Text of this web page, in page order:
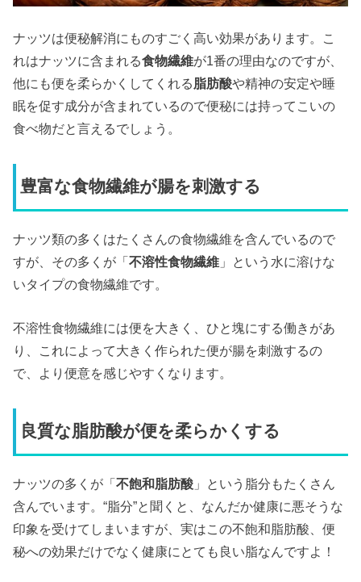
ナッツは便秘解消にものすごく高い効果があります。こ
れはナッツに含まれる食物繊維が1番の理由なのですが、
他にも便を柔らかくしてくれる 脂肪酸や精神の安定や睡
眠を促す成分が含まれているので便秘には持ってこいの
食べ物だと言えるでしょう。
豊富な食物繊維が腸を刺激する
ナッツ類の多くはたくさんの食物繊維を含んでいるので
すが、その多くが「不溶性食物繊維 」という水に溶けな
いタイプの食物繊維です。
不溶性食物繊維には便を大きく、ひと塊にする働きがあ
り、これによって大きく作られた便が腸を刺激するの
で、より便意を感じやすくなります。
良質な脂肪酸が便を柔らかくする
ナッツの多くが「不飽和脂肪酸 」という脂分もたくさん
含んでいます。“脂分”と聞くと、なんだか健康に悪そうな
印象を受けてしまいますが、実はこの不飽和脂肪酸、便
秘への効果だけでなく健康にとても良い脂なんですよ！